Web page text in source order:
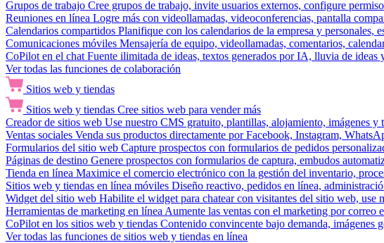
Grupos de trabajo Cree grupos de trabajo, invite usuarios externos, configure
Reuniones en línea Logre más con videollamadas, videoconferencias, pantalla
Calendarios compartidos Planifique con los calendarios de la empresa y personales,
Comunicaciones móviles Mensajería de equipo, videollamadas, comentarios,
CoPilot en el chat Fuente ilimitada de ideas, textos generados por IA, lluvia de ideas
Ver todas las funciones de colaboración
Sitios web y tiendas
Sitios web y tiendas Cree sitios web para vender más
Creador de sitios web Use nuestro CMS gratuito, plantillas, alojamiento, imágenes y
Ventas sociales Venda sus productos directamente por Facebook, Instagram,
Formularios del sitio web Capture prospectos con formularios de pedidos
Páginas de destino Genere prospectos con formularios de captura, embudos
Tienda en línea Maximice el comercio electrónico con la gestión del inventario,
Sitios web y tiendas en línea móviles Diseño reactivo, pedidos en línea,
Widget del sitio web Habilite el widget para chatear con visitantes del sitio web, use
Herramientas de marketing en línea Aumente las ventas con el marketing por
CoPilot en los sitios web y tiendas Contenido convincente bajo demanda, imágenes
Ver todas las funciones de sitios web y tiendas en línea